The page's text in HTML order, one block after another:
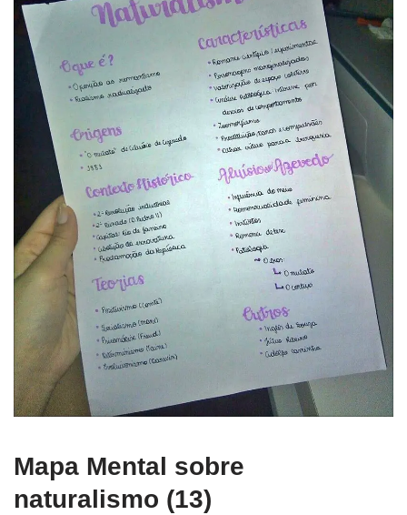
Mapa Mental sobre
naturalismo (13)